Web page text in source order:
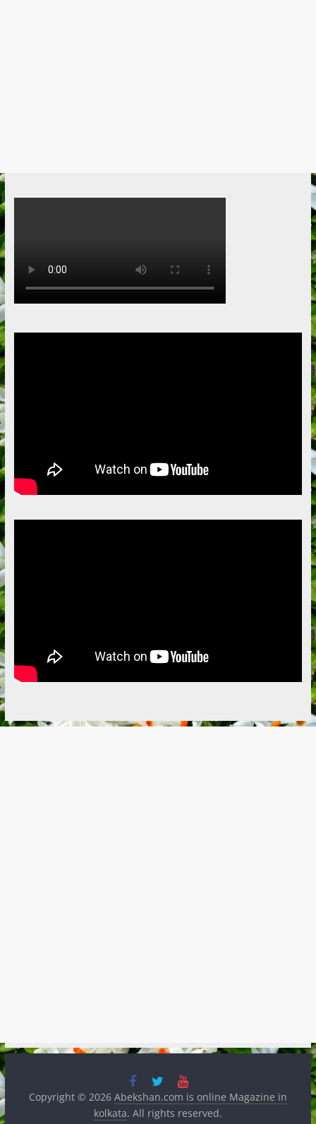
Copyright © 2026 Abekshan.com is online Magazine in
kolkata. All rights reserved.